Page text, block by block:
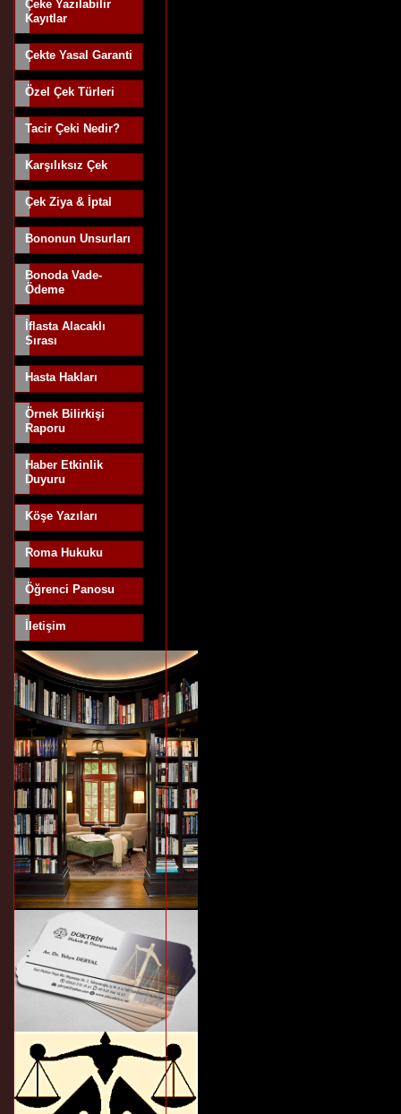
Çeke Yazılabilir
Kayıtlar
Çekte Yasal Garanti
Özel Çek Türleri
Tacir Çeki Nedir?
Karşılıksız Çek
Çek Ziya & İptal
Bononun Unsurları
Bonoda Vade-
Ödeme
İflasta Alacaklı
Sırası
Hasta Hakları
Örnek Bilirkişi
Raporu
Haber Etkinlik
Duyuru
Köşe Yazıları
Roma Hukuku
Öğrenci Panosu
İletişim